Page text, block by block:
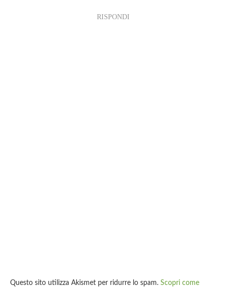
RISPONDI
Questo sito utilizza Akismet per ridurre lo spam. Scopri come